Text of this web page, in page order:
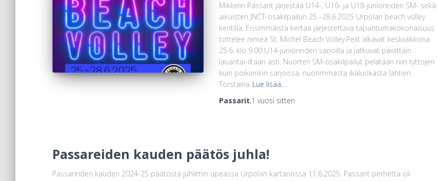
Mikkelin Passarit järjestää U14-, U16- ja U18-junioreiden SM- sekä
aikuisten JNCT-osakilpailun 25.–28.6.2025 Urpolan beach volley
kentillä. Ensimmäistä kertaa järjestettävä tapahtumakokonaisuus
tottelee nimeä St. Michel Beach Volley.Pelit alkavat keskiviikkona
25.6. klo 9.00 U14-junioreiden sarjoilla ja jatkuvat päivittäin
lauantai-iltaan asti. Nuorten SM-osakilpailut pelataan niin tyttöjen
kuin poikienkin sarjoissa, nuorimmasta ikäluokasta lähtien.
Torstaina Lue lisää…
Passarit,1 vuosi sitten
Passareiden kauden päätös juhla!
Passareiden kauden 2024-25 päätöstä juhlittiin upeassa Urpolan kartanossa 11.6.2025. Passarit perhettä oli